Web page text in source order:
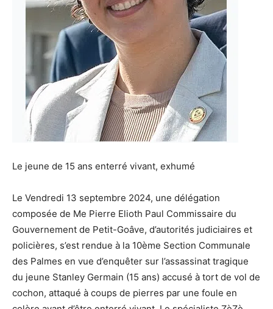
Le jeune de 15 ans enterré vivant, exhumé
Le Vendredi 13 septembre 2024, une délégation
composée de Me Pierre Elioth Paul Commissaire du
Gouvernement de Petit-Goâve, d’autorités judiciaires et
policières, s’est rendue à la 10ème Section Communale
des Palmes en vue d’enquêter sur l’assassinat tragique
du jeune Stanley Germain (15 ans) accusé à tort de vol de
cochon, attaqué à coups de pierres par une foule en